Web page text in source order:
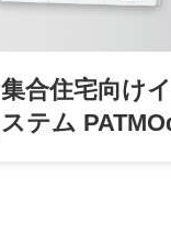
集合住宅向け
ステム